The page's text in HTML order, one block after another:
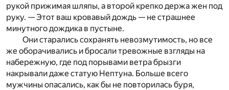
рукой прижимая шляпы, а второй крепко держа жен под
руку. — Этот ваш кровавый дождь — не страшнее
минутного дождика в пустыне.
Они старались сохранять невозмутимость, но все
же оборачивались и бросали тревожные взгляды на
набережную, где под порывами ветра брызги
накрывали даже статую Нептуна. Больше всего
мужчины опасались, как бы не повторилась буря,